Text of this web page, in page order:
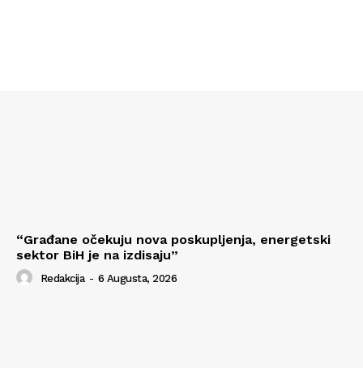
“Građane očekuju nova poskupljenja, energetski
sektor BiH je na izdisaju”
Redakcija - 6 Augusta, 2026